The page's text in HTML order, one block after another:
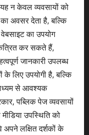
न केवल व्यवसायों को
अवसर देता है, बल्कि
का उपयोग
कर सकते हैं,
जानकारी उपलब्ध
लिए उपयोगी है, बल्कि
से आवश्यक
पब्लिक पेज व्यवसायों
उपस्थिति को
लक्षित दर्शकों के